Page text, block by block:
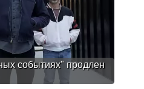
событиях" продлен